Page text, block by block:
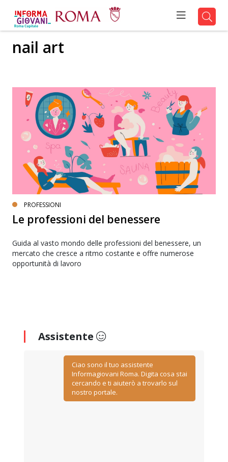
nail art
PROFESSIONI
Le professioni del benessere
Guida al vasto mondo delle professioni del benessere, un
mercato che cresce a ritmo costante e offre numerose
opportunità di lavoro
Assistente
Ciao sono il tuo assistente
Informagiovani Roma. Digita cosa stai
cercando e ti aiuterò a trovarlo sul
nostro portale.